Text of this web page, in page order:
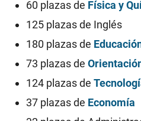
60 plazas de Física y
125 plazas de Inglés
180 plazas de
73 plazas de
124 plazas de
37 plazas de Economía